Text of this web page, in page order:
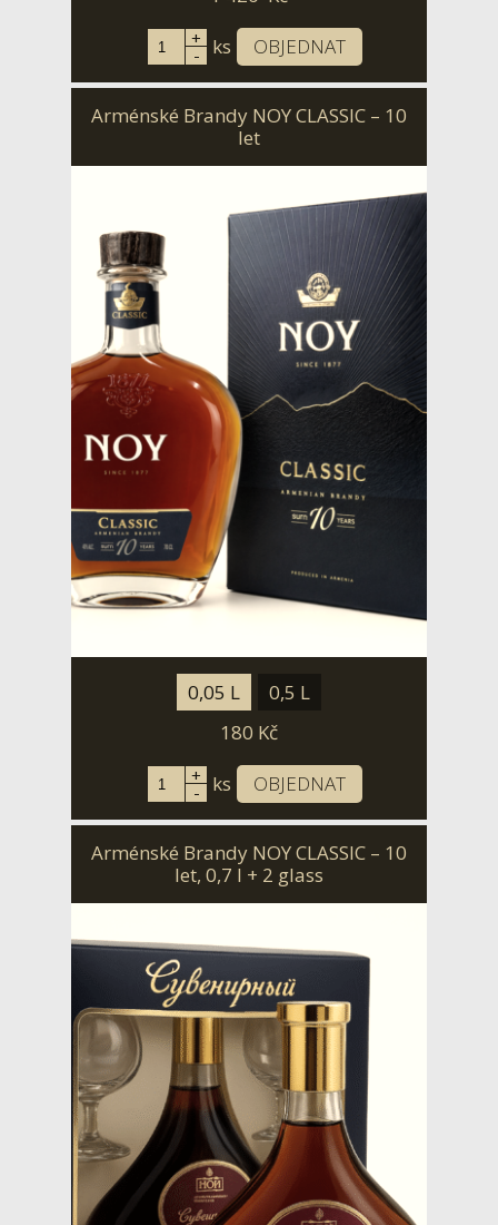
+
- ks OBJEDNAT
Arménské Brandy NOY CLASSIC – 10
let
0,05 L
0,5 L
180 Kč
+
- ks OBJEDNAT
Arménské Brandy NOY CLASSIC – 10
let, 0,7 l + 2 glass